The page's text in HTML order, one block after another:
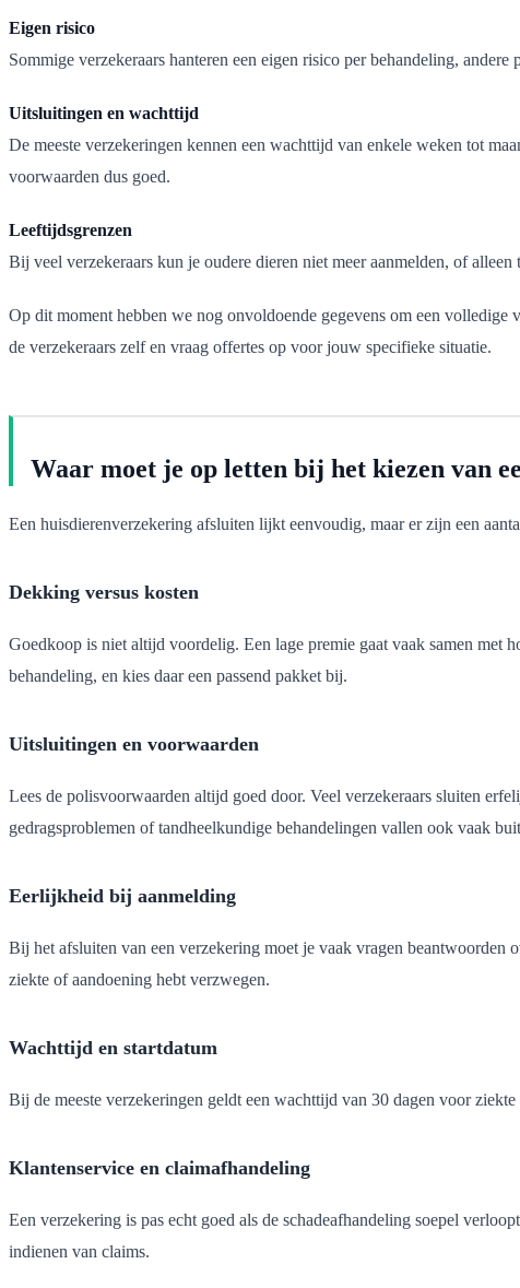
Eigen risico
Sommige verzekeraars hanteren een eigen risico per behandeling,
Uitsluitingen en wachttijd
De meeste verzekeringen kennen een wachttijd van enkele weken tot
voorwaarden dus goed.
Leeftijdsgrenzen
Bij veel verzekeraars kun je oudere dieren niet meer aanmelden, of
Op dit moment hebben we nog onvoldoende gegevens om een
de verzekeraars zelf en vraag offertes op voor jouw specifieke situatie.
Waar moet je op letten bij het kiezen van
Een huisdierenverzekering afsluiten lijkt eenvoudig, maar er zijn een
Dekking versus kosten
Goedkoop is niet altijd voordelig. Een lage premie gaat vaak samen met
behandeling, en kies daar een passend pakket bij.
Uitsluitingen en voorwaarden
Lees de polisvoorwaarden altijd goed door. Veel verzekeraars sluiten
gedragsproblemen of tandheelkundige behandelingen vallen ook vaak
Eerlijkheid bij aanmelding
Bij het afsluiten van een verzekering moet je vaak vragen beantwoorden
ziekte of aandoening hebt verzwegen.
Wachttijd en startdatum
Bij de meeste verzekeringen geldt een wachttijd van 30 dagen voor
Klantenservice en claimafhandeling
Een verzekering is pas echt goed als de schadeafhandeling soepel
indienen van claims.